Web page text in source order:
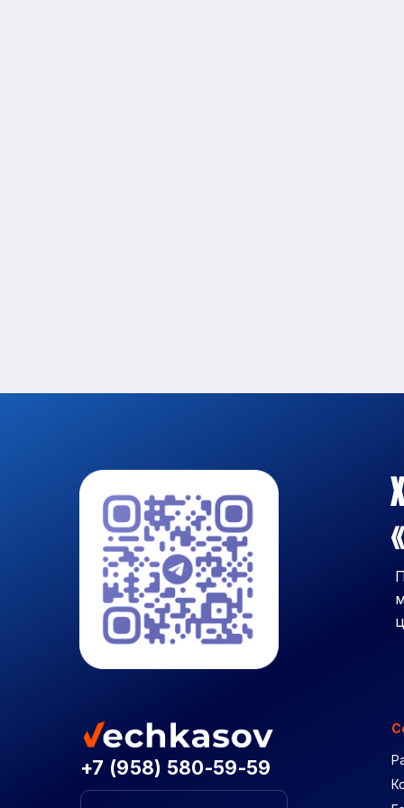
+7 (958) 580-59-59